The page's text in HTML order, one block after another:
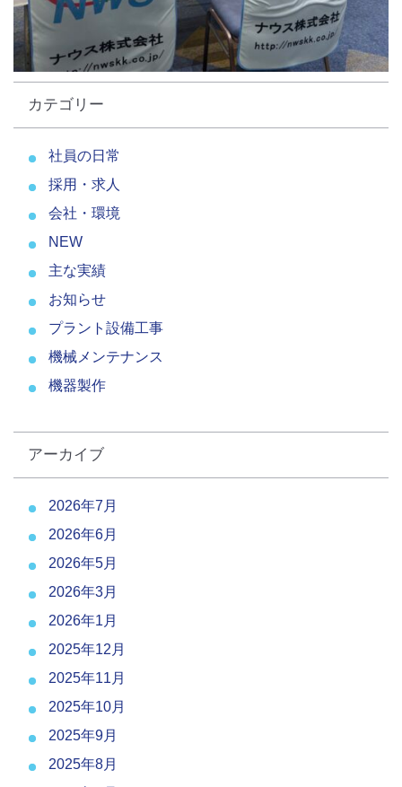
カテゴリー
社員の日常
採用・求人
会社・環境
NEW
主な実績
お知らせ
プラント設備工事
機械メンテナンス
機器製作
アーカイブ
2026年7月
2026年6月
2026年5月
2026年3月
2026年1月
2025年12月
2025年11月
2025年10月
2025年9月
2025年8月